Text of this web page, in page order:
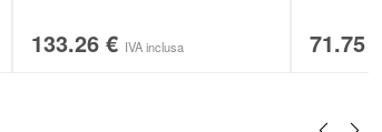
133.26 € IVA inclusa 71.75